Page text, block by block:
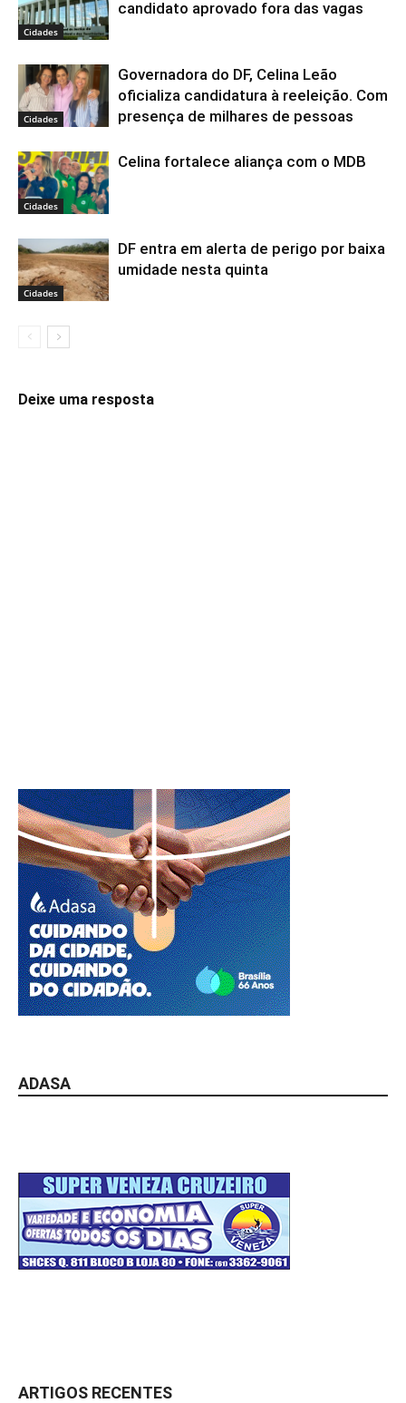
Cidades
candidato aprovado fora das vagas
Cidades
Governadora do DF, Celina Leão
oficializa candidatura à reeleição. Com
presença de milhares de pessoas
Cidades
Celina fortalece aliança com o MDB
Cidades
DF entra em alerta de perigo por baixa
umidade nesta quinta
Deixe uma resposta
ADASA
ARTIGOS RECENTES